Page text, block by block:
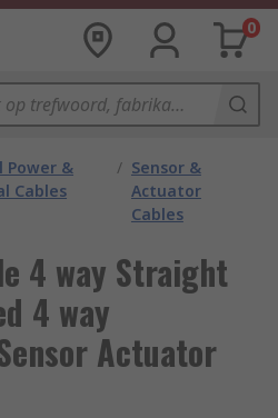
0
Power &
Cables
/ Sensor &
Actuator
Cables
4 way Straight
4 way
Actuator